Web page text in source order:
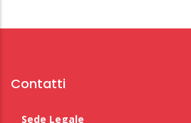
Contatti
Sede Legale